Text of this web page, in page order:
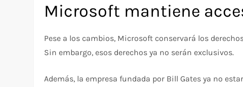
Microsoft mantiene
Pese a los cambios, Microsoft conservará los
Sin embargo, esos derechos ya no serán exclusivos.
Además, la empresa fundada por Bill Gates ya no